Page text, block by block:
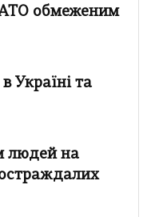
обмеженим
Україні та
людей на